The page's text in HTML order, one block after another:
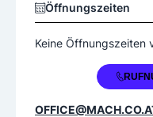
Öffnungszeiten
Keine Öffnungszeiten
+43 2623 722540